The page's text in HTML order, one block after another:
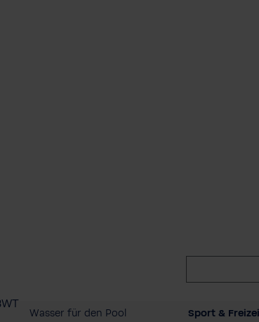
Wasser für den Pool Sport &